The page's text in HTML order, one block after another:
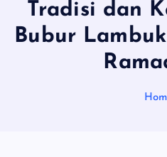
Tradisi dan
Bubur